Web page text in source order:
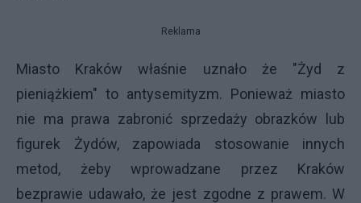
Reklama
Miasto Kraków właśnie uznało że "Żyd z
pieniążkiem" to antysemityzm. Ponieważ miasto
nie ma prawa zabronić sprzedaży obrazków lub
figurek Żydów, zapowiada stosowanie innych
metod, żeby wprowadzane przez Kraków
bezprawie udawało, że jest zgodne z prawem. W